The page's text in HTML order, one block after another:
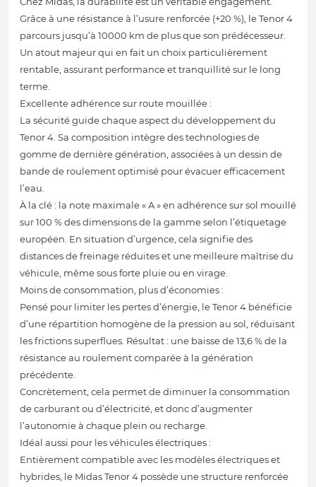
Grâce à une résistance à l’usure renforcée (+20 %), le Tenor 4
parcours jusqu’à 10000 km de plus que son prédécesseur.
Un atout majeur qui en fait un choix particulièrement
rentable, assurant performance et tranquillité sur le long
terme.
Excellente adhérence sur route mouillée :
La sécurité guide chaque aspect du développement du
Tenor 4. Sa composition intègre des technologies de
gomme de dernière génération, associées à un dessin de
bande de roulement optimisé pour évacuer efficacement
l’eau.
À la clé : la note maximale « A » en adhérence sur sol mouillé
sur 100 % des dimensions de la gamme selon l’étiquetage
européen. En situation d’urgence, cela signifie des
distances de freinage réduites et une meilleure maîtrise du
véhicule, même sous forte pluie ou en virage.
Moins de consommation, plus d’économies :
Pensé pour limiter les pertes d’énergie, le Tenor 4 bénéficie
d’une répartition homogène de la pression au sol, réduisant
les frictions superflues. Résultat : une baisse de 13,6 % de la
résistance au roulement comparée à la génération
précédente.
Concrètement, cela permet de diminuer la consommation
de carburant ou d’électricité, et donc d’augmenter
l’autonomie à chaque plein ou recharge.
Idéal aussi pour les véhicules électriques :
Entièrement compatible avec les modèles électriques et
hybrides, le Midas Tenor 4 possède une structure renforcée